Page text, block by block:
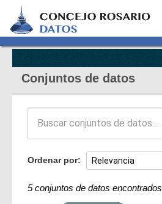
Conjuntos de datos
Ordenar por
5 conjuntos de datos encontrados